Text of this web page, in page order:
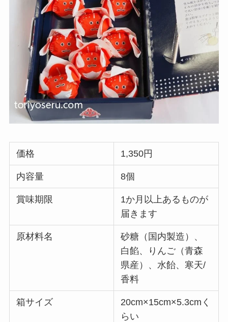
価格 1,350円
内容量 8個
賞味期限
1か月以上あるものが
届きます
原材料名
砂糖（国内製造）、
白餡、りんご（青森
県産）、水飴、寒天/
香料
箱サイズ
20cm×15cm×5.3cmく
らい